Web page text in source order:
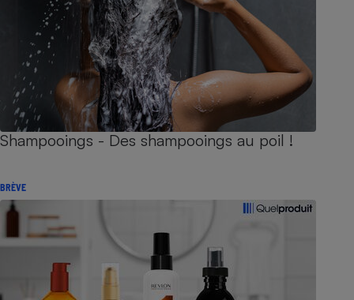
Shampooings - Des shampooings au poil !
BRÈVE